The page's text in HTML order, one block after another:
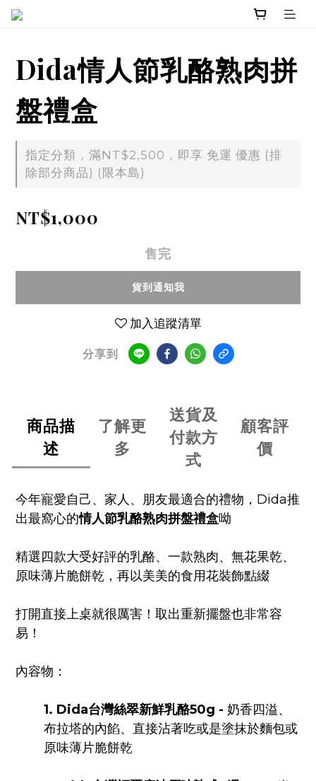
Dida情人節乳酪熟肉拼
盤禮盒
指定分類，滿NT$2,500，即享 免運 優惠 (排
除部分商品) (限本島)
NT$1,000
售完
貨到通知我
加入追蹤清單
分享到
商品描
述
了解更
多
送貨及
付款方
式
顧客評
價
今年寵愛自己、家人、朋友最適合的禮物， Dida推
出最窩心的情人節乳酪熟肉拼盤禮盒呦
精選四款大受好評的乳酪、一款熟肉、無花果乾、
原味薄片脆餅乾，再以美美的食用花裝飾點綴
打開直接上桌就很厲害！取出重新擺盤也非常容
易！
內容物：
1. Dida台灣絲翠新鮮乳酪50g - 奶香四溢、
布拉塔的內餡、直接沾著吃或是塗抹於麵包或
原味薄片脆餅乾